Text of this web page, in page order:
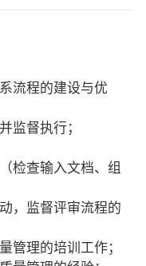
流程的建设与优
监督执行；
检查输入文档、组
，监督评审流程的
管理的培训工作；